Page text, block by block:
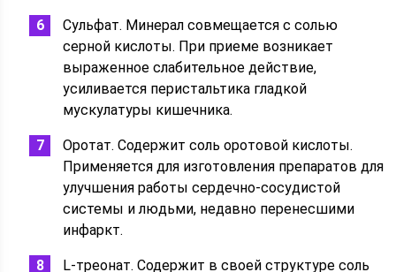
Сульфат. Минерал совмещается с солью
серной кислоты. При приеме возникает
выраженное слабительное действие,
усиливается перистальтика гладкой
мускулатуры кишечника.
Оротат. Содержит соль оротовой кислоты.
Применяется для изготовления препаратов для
улучшения работы сердечно-сосудистой
системы и людьми, недавно перенесшими
инфаркт.
L-треонат. Содержит в своей структуре соль